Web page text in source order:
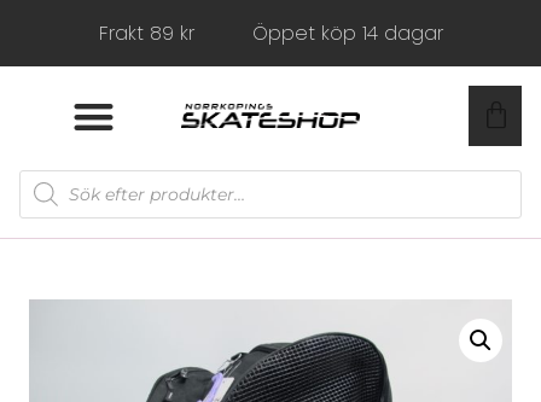
Frakt 89 kr Öppet köp 14 dagar